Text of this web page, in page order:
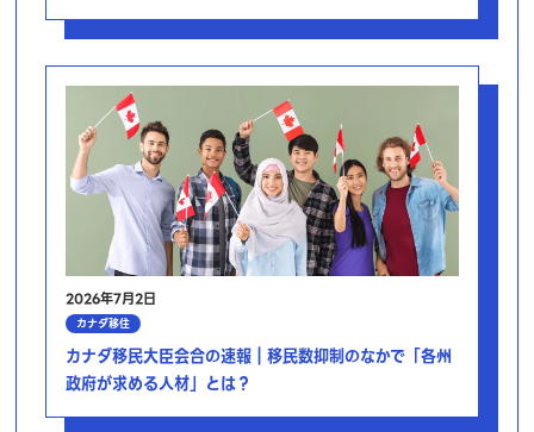
2026年7月2日
カナダ移住
カナダ移民大臣会合の速報｜移民数抑制のなかで「各州
政府が求める人材」とは？